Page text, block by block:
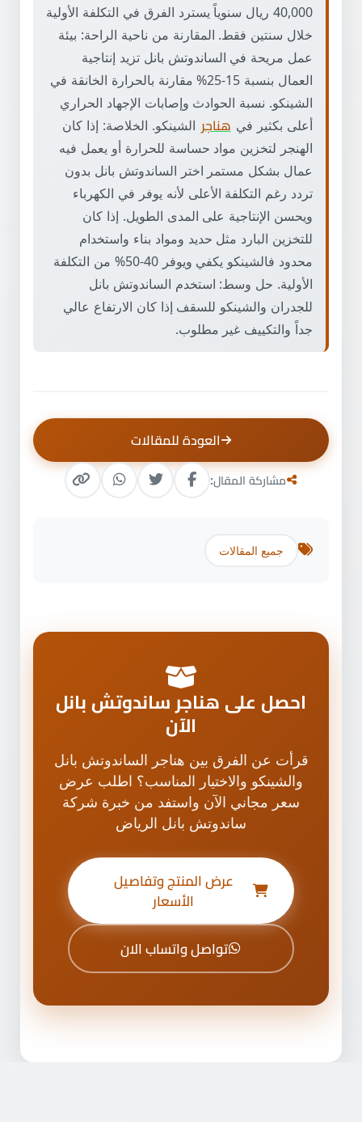
40,000 ريال سنوياً يسترد الفرق في التكلفة الأولية
خلال سنتين فقط. المقارنة من ناحية الراحة: بيئة
عمل مريحة في الساندوتش بانل تزيد إنتاجية
العمال بنسبة 15-25% مقارنة بالحرارة الخانقة في
الشينكو. نسبة الحوادث وإصابات الإجهاد الحراري
أعلى بكثير في هناجر الشينكو. الخلاصة: إذا كان
الهنجر لتخزين مواد حساسة للحرارة أو يعمل فيه
عمال بشكل مستمر اختر الساندوتش بانل بدون
تردد رغم التكلفة الأعلى لأنه يوفر في الكهرباء
ويحسن الإنتاجية على المدى الطويل. إذا كان
للتخزين البارد مثل حديد ومواد بناء واستخدام
محدود فالشينكو يكفي ويوفر 40-50% من التكلفة
الأولية. حل وسط: استخدم الساندوتش بانل
للجدران والشينكو للسقف إذا كان الارتفاع عالي
جداً والتكييف غير مطلوب.
العودة للمقالات
مشاركة المقال:
جميع المقالات
احصل على هناجر ساندوتش بانل
الآن
قرأت عن الفرق بين هناجر الساندوتش بانل
والشينكو والاختيار المناسب؟ اطلب عرض
سعر مجاني الآن واستفد من خبرة شركة
ساندوتش بانل الرياض
عرض المنتج وتفاصيل
الأسعار
تواصل واتساب الان